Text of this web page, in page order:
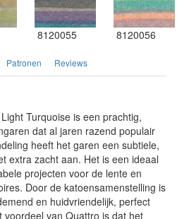
8120055 8120056
Patronen Reviews
Turquoise is een prachtig,
dat al jaren razend populair
heeft het garen een subtiele,
extra zacht aan. Het is een ideaal
projecten voor de lente en
Door de katoensamenstelling is
en huidvriendelijk, perfect
van Quattro is dat het